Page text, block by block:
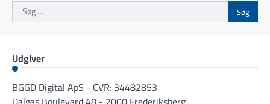
Søg
efter:
Udgiver
BGGD Digital ApS - CVR: 34482853